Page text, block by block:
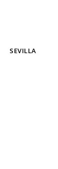
SEVILLA